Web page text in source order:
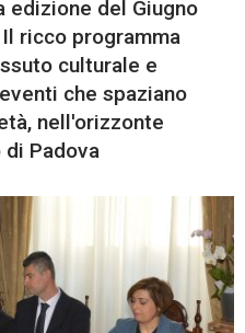
edizione del Giugno
ricco programma
culturale e
che spaziano
nell'orizzonte
Padova